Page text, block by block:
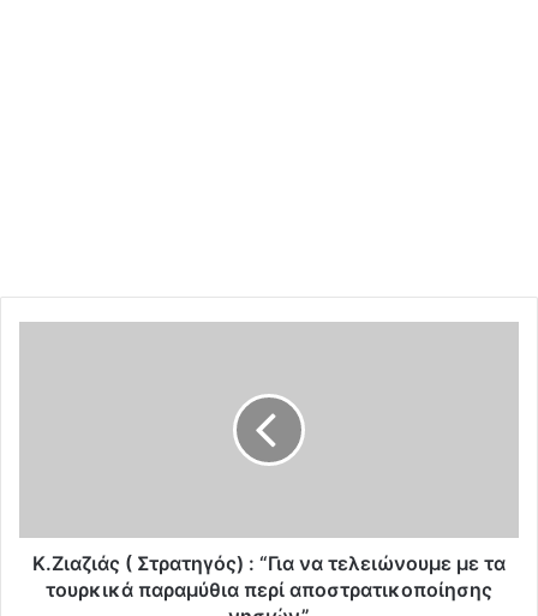
ς
Κ.Ζιαζιάς ( Στρατηγός) : “Για να τελειώνουμε με τα
τουρκικά παραμύθια περί αποστρατικοποίησης